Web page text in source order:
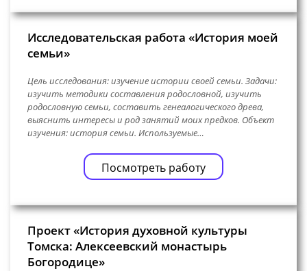
Исследовательская работа «История моей
семьи»
Цель исследования: изучение истории своей семьи. Задачи:
изучить методики составления родословной, изучить
родословную семьи, составить генеалогического древа,
выяснить интересы и род занятий моих предков. Объект
изучения: история семьи. Используемые…
Посмотреть работу
Проект «История духовной культуры
Томска: Алексеевский монастырь
Богородице»